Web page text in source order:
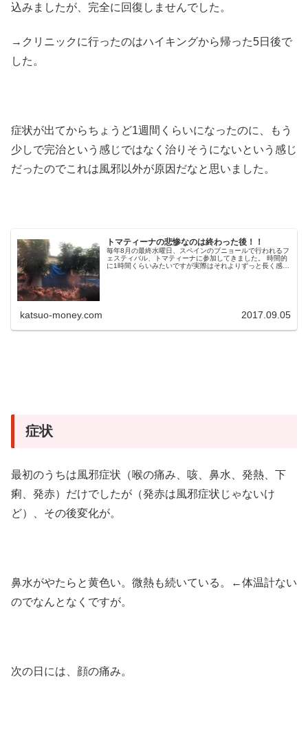
込みましたが、完全に回復しませんでした。
→クリニックに行ったのはハイキングから帰った5日後で
した。
症状が出てからちょうど1週間くらいになったのに、もう
少しで完治という感じではなく治りそうにないという感じ
だったのでこれは風邪以外が原因だなと思いました。
トマティーナの悲惨なのは終わった後！！
毎年8月の最終水曜日、スペインのブニョールで行われるフ
ェスティバル、トマティーナに参加してきました。 時間的
に1時間くらいみたいですが実際はそれよりずっと長く感じ
katsuo-money.com 2017.09.05
症状
最初のうちは風邪症状（喉の痛み、咳、鼻水、発熱、下
痢、発赤）だけでしたが（発赤は風邪症状じゃないけ
ど）、その後変化が。
鼻水がやたらと黄色い。微熱も続いている。←体温計ない
のでなんとなくですが。
次の日には、顔の痛み。